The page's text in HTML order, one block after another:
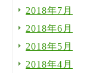
2018年7月
2018年6月
2018年5月
2018年4月